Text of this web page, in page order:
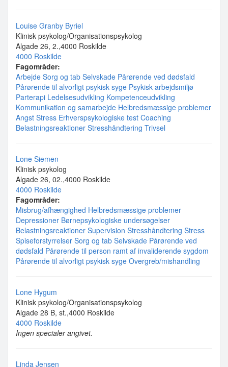
Louise Granby Byriel
Klinisk psykolog/Organisationspsykolog
Algade 26, 2.,4000 Roskilde
4000 Roskilde
Fagområder:
Arbejde Sorg og tab Selvskade Pårørende ved dødsfald
Pårørende til alvorligt psykisk syge Psykisk arbejdsmiljø
Parterapi Ledelsesudvikling Kompetenceudvikling
Kommunikation og samarbejde Helbredsmæssige problemer
Angst Stress Erhverspsykologiske test Coaching
Belastningsreaktioner Stresshåndtering Trivsel
Lone Siemen
Klinisk psykolog
Algade 26, 02.,4000 Roskilde
4000 Roskilde
Fagområder:
Misbrug/afhængighed Helbredsmæssige problemer
Depressioner Børnepsykologiske undersøgelser
Belastningsreaktioner Supervision Stresshåndtering Stress
Spiseforstyrrelser Sorg og tab Selvskade Pårørende ved
dødsfald Pårørende til person ramt af invaliderende sygdom
Pårørende til alvorligt psykisk syge Overgreb/mishandling
Lone Hygum
Klinisk psykolog/Organisationspsykolog
Algade 28 B, st.,4000 Roskilde
4000 Roskilde
Ingen specialer angivet.
Linda Jensen